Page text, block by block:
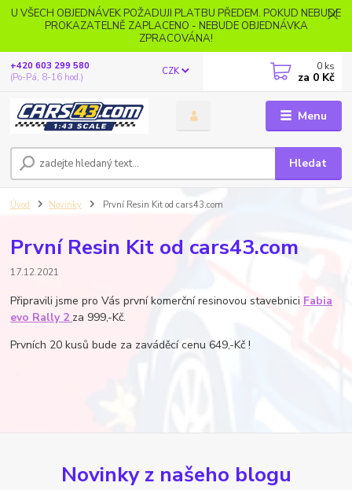
U VŠECH OBJEDNÁVEK POŽADUJI PLATBU PŘEDEM. POKUD NEBUDE
PROKAZATELNĚ ZAPLACENO - NEBUDE OBJEDNÁVKA
ZPRACOVÁNA!
Menu
CZK
Hledat
+420 603 299 580
(Po-Pá, 8-16 hod.)
0 ks
za 0 Kč
Úvod Novinky První Resin Kit od cars43.com
První Resin Kit od cars43.com
17.12.2021
Připravili jsme pro Vás první komerční resinovou stavebnici Fabia
evo Rally 2 za 999,-Kč.
Prvních 20 kusů bude za zaváděcí cenu 649,-Kč !
Novinky z našeho blogu